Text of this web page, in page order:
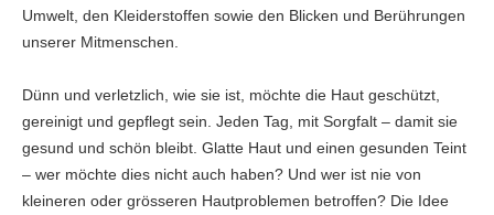
Umwelt, den Kleiderstoffen sowie den Blicken und Berührungen
unserer Mitmenschen.
Dünn und verletzlich, wie sie ist, möchte die Haut geschützt,
gereinigt und gepflegt sein. Jeden Tag, mit Sorgfalt – damit sie
gesund und schön bleibt. Glatte Haut und einen gesunden Teint
– wer möchte dies nicht auch haben? Und wer ist nie von
kleineren oder grösseren Hautproblemen betroffen? Die Idee